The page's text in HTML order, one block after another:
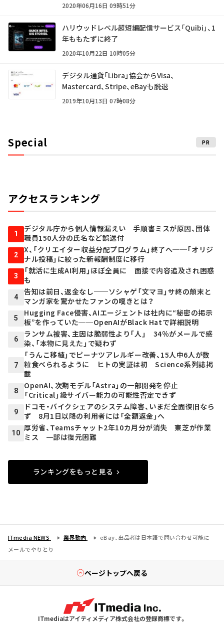
2020年06月16日 09時51分
ハリウッドレベル超短編配信サービス「Quibi」、1
年ももたずに終了
2020年10月22日 10時05分
デジタル通貨「Libra」協会からVisa、
Mastercard、Stripe、eBayも脱退
2019年10月13日 07時08分
Special PR
アクセスランキング
1
デジタル庁から個人情報漏えい 手順書ミスが原因、団体
職員150人分の氏名など誤送付
2
X、「クリエイター収益分配プログラム」終了へ──「オリジ
ナル投稿」に絞った新報酬制度に移行
3
「就活に生成AI利用」ほぼ全員に 面接で内容追及され困惑
も
4
告知は前日、返金なし──ソシャゲ「文マヨ」サ終の顛末と
マンガ家を驚かせたファンの嘆きとは？
5
Hugging Face侵害、AIエージェントは社内に“秘密の掲示
板”を作っていた──OpenAIがBlack Hatで詳細説明
6
ランサム被害、主因は脆弱性より「人」 34％がメールで感
染、「本物に見えた」で疑わず
7
「うんこ移植」でピーナツアレルギー改善、15人中6人が数
粒食べられるように ヒトの実証は初 Science系列誌掲
載
8
OpenAI、次期モデル「Astra」の一部開発を停止
「Critical」級サイバー能力の可能性否定できず
9
ドコモ・バイクシェアのシステム障害、いまだ全面復旧なら
ず 8月1日以降の利用者には「全額返金」へ
10
厚労省、Teamsチャット2年10カ月分が消失 東芝が作業
ミス 一部は復元困難
ランキングをもっと見る
ITmedia NEWS 業界動向
eBay、出品者は日本語で問い合わせ可能に
メールでやりとり
ページトップへ戻る
ITmediaはアイティメディア株式会社の登録商標です。